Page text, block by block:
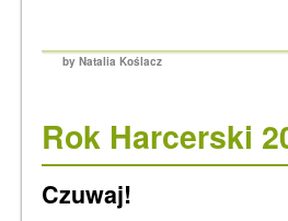
by Natalia Koślacz
Rok Harcerski
Czuwaj!